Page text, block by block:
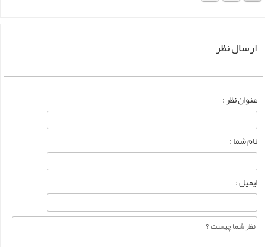
ارسال نظر
عنوان نظر :
نام شما :
ایمیل :